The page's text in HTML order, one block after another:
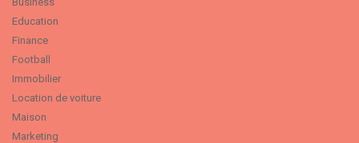
Education
Finance
Football
Immobilier
Location de voiture
Maison
Marketing